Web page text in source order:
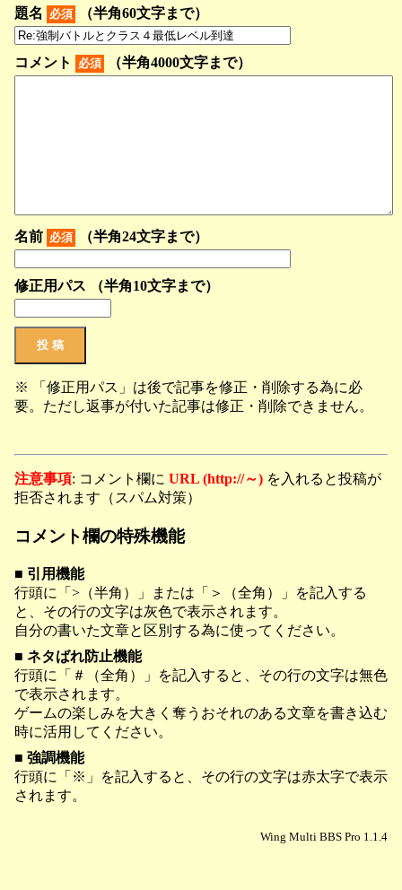
題名 必須 （半角60文字まで）
コメント 必須 （半角4000文字まで）
名前 必須 （半角24文字まで）
修正用パス （半角10文字まで）
※ 「修正用パス」は後で記事を修正・削除する為に必
要。ただし返事が付いた記事は修正・削除できません。
注意事項: コメント欄に URL (http://～) を入れると投稿が
拒否されます（スパム対策）
コメント欄の特殊機能
■ 引用機能
行頭に「>（半角）」または「＞（全角）」を記入する
と、その行の文字は灰色で表示されます。
自分の書いた文章と区別する為に使ってください。
■ ネタばれ防止機能
行頭に「＃（全角）」を記入すると、その行の文字は無色
で表示されます。
ゲームの楽しみを大きく奪うおそれのある文章を書き込む
時に活用してください。
■ 強調機能
行頭に「※」を記入すると、その行の文字は赤太字で表示
されます。
Wing Multi BBS Pro 1.1.4